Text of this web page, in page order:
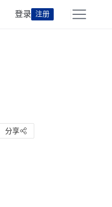
登录 注册
分享